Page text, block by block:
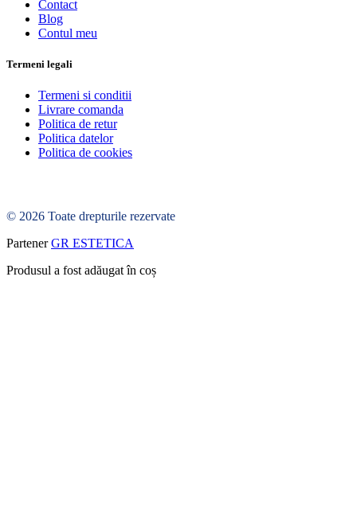
Contact
Blog
Contul meu
Termeni legali
Termeni si conditii
Livrare comanda
Politica de retur
Politica datelor
Politica de cookies
© 2026 Toate drepturile rezervate
PartenerGR ESTETICA
Produsul a fost adăugat în coș